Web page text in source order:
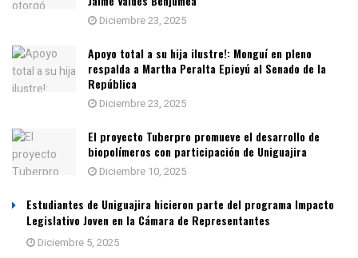
Diciembre 23, 2025
Apoyo total a su hija ilustre!: Monguí en pleno
respalda a Martha Peralta Epieyú al Senado de la
República
Diciembre 23, 2025
El proyecto Tuberpro promueve el desarrollo de
biopolímeros con participación de Uniguajira
Diciembre 10, 2025
Estudiantes de Uniguajira hicieron parte del programa Impacto
Legislativo Joven en la Cámara de Representantes
Diciembre 5, 2025